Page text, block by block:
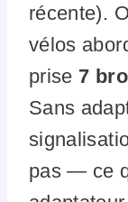
récente).
vélos
prise 7
Sans
pas — ce